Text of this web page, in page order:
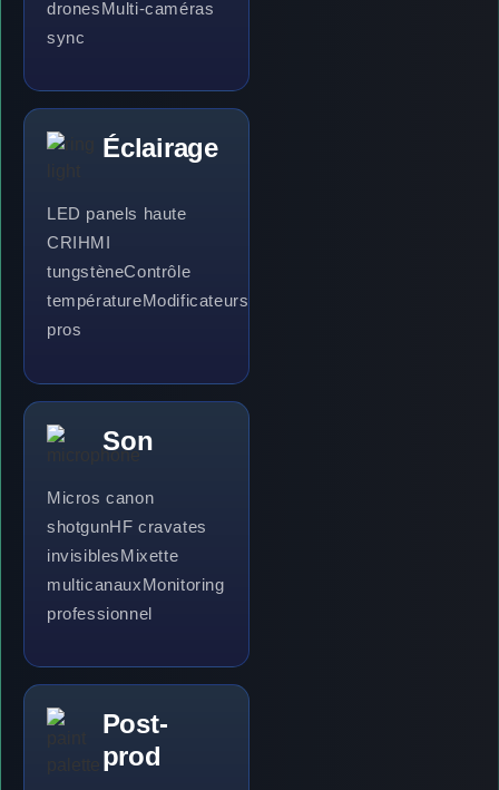
dronesMulti-caméras
sync
Éclairage
LED panels haute
CRIHMI
tungstèneContrôle
températureModificateurs
pros
Son
Micros canon
shotgunHF cravates
invisiblesMixette
multicanauxMonitoring
professionnel
Post-
prod